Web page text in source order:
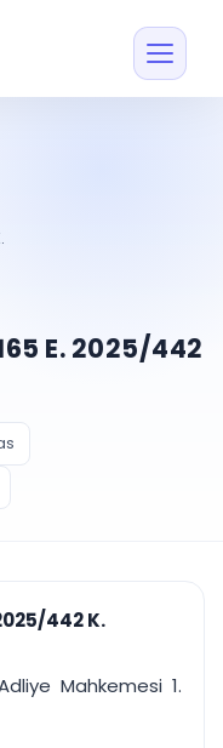
Kişiler ve
Müvekkil ve taraf
takibi
rapor
E. 2025/442
442 K.
Mahkemesi 1.